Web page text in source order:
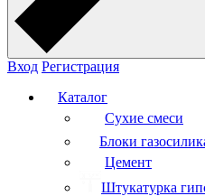
Вход Регистрация
Каталог
Сухие смеси
Блоки
Цемент
Штукатурка